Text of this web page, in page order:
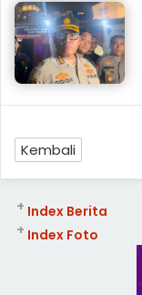
Kembali
Index Berita
+
Index Foto
+